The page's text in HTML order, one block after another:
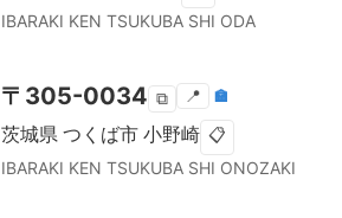
IBARAKI KEN TSUKUBA SHI ODA
〒 305-0034 ⧉ 📍 🏣
茨城県 つくば市 小野崎 📋
IBARAKI KEN TSUKUBA SHI ONOZAKI